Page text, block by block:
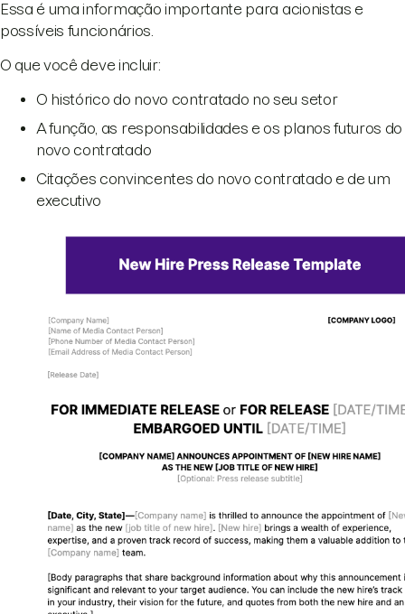
Essa é uma informação importante para acionistas e
possíveis funcionários.
O que você deve incluir:
O histórico do novo contratado no seu setor
A função, as responsabilidades e os planos futuros do
novo contratado
Citações convincentes do novo contratado e de um
executivo